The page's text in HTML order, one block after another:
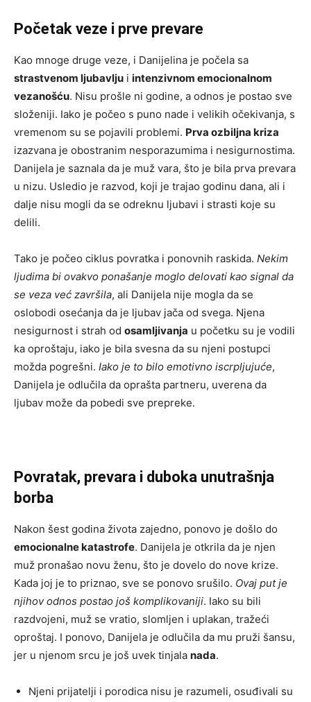
Početak veze i prve prevare
Kao mnoge druge veze, i Danijelina je počela sa
strastvenom ljubavlju i intenzivnom emocionalnom
vezanošću. Nisu prošle ni godine, a odnos je postao sve
složeniji. Iako je počeo s puno nade i velikih očekivanja, s
vremenom su se pojavili problemi. Prva ozbiljna kriza
izazvana je obostranim nesporazumima i nesigurnostima.
Danijela je saznala da je muž vara, što je bila prva prevara
u nizu. Usledio je razvod, koji je trajao godinu dana, ali i
dalje nisu mogli da se odreknu ljubavi i strasti koje su
delili.
Tako je počeo ciklus povratka i ponovnih raskida. Nekim
ljudima bi ovakvo ponašanje moglo delovati kao signal da
se veza već završila, ali Danijela nije mogla da se
oslobodi osećanja da je ljubav jača od svega. Njena
nesigurnost i strah od osamljivanja u početku su je vodili
ka oproštaju, iako je bila svesna da su njeni postupci
možda pogrešni. Iako je to bilo emotivno iscrpljujuće,
Danijela je odlučila da oprašta partneru, uverena da
ljubav može da pobedi sve prepreke.
Povratak, prevara i duboka unutrašnja
borba
Nakon šest godina života zajedno, ponovo je došlo do
emocionalne katastrofe. Danijela je otkrila da je njen
muž pronašao novu ženu, što je dovelo do nove krize.
Kada joj je to priznao, sve se ponovo srušilo. Ovaj put je
njihov odnos postao još komplikovaniji. Iako su bili
razdvojeni, muž se vratio, slomljen i uplakan, tražeći
oproštaj. I ponovo, Danijela je odlučila da mu pruži šansu,
jer u njenom srcu je još uvek tinjala nada.
Njeni prijatelji i porodica nisu je razumeli, osuđivali su